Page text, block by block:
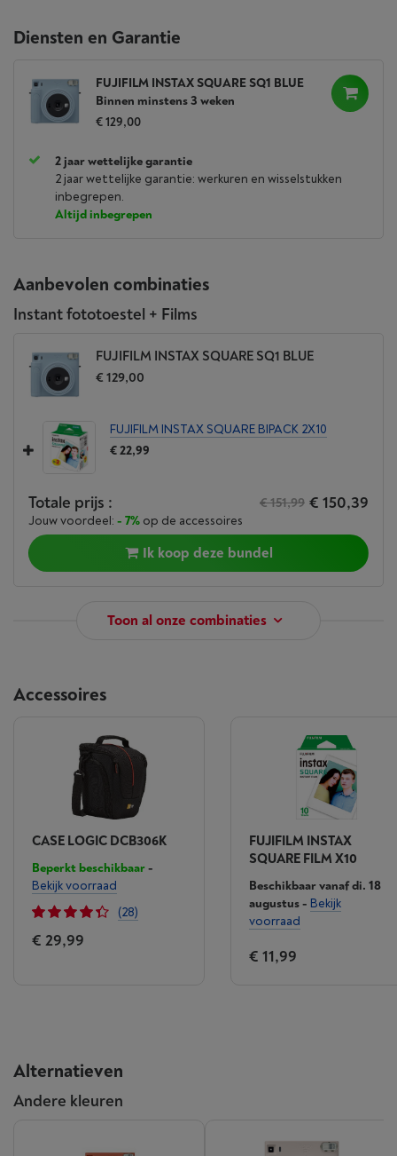
Diensten en Garantie
FUJIFILM INSTAX SQUARE SQ1 BLUE
Binnen minstens 3 weken
€ 129,00
2 jaar wettelijke garantie
2 jaar wettelijke garantie: werkuren en wisselstukken
inbegrepen.
Altijd inbegrepen
Aanbevolen combinaties
Instant fototoestel + Films
FUJIFILM INSTAX SQUARE SQ1 BLUE
€ 129,00
FUJIFILM INSTAX SQUARE BIPACK 2X10
€ 22,99
Totale prijs : € 151,99 € 150,39
Jouw voordeel: - 7% op de accessoires
Ik koop deze bundel
Toon al onze combinaties
Accessoires
CASE LOGIC DCB306K
Beperkt beschikbaar-
Bekijk voorraad
(28)
€ 29,99
FUJIFILM INSTAX
SQUARE FILM X10
Beschikbaar vanaf di. 18
augustus- Bekijk
voorraad
€ 11,99
Alternatieven
Andere kleuren